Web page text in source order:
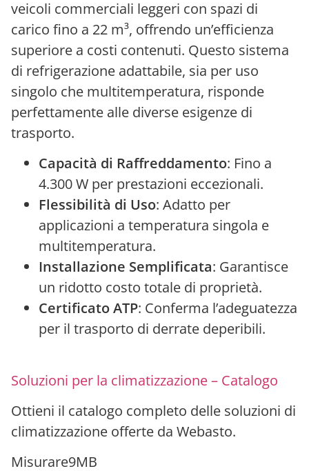
veicoli commerciali leggeri con spazi di
carico fino a 22 m³, offrendo un’efficienza
superiore a costi contenuti. Questo sistema
di refrigerazione adattabile, sia per uso
singolo che multitemperatura, risponde
perfettamente alle diverse esigenze di
trasporto.
Capacità di Raffreddamento: Fino a
4.300 W per prestazioni eccezionali.
Flessibilità di Uso: Adatto per
applicazioni a temperatura singola e
multitemperatura.
Installazione Semplificata: Garantisce
un ridotto costo totale di proprietà.
Certificato ATP: Conferma l’adeguatezza
per il trasporto di derrate deperibili.
Soluzioni per la climatizzazione – Catalogo
Ottieni il catalogo completo delle soluzioni di
climatizzazione offerte da Webasto.
Misurare9MB